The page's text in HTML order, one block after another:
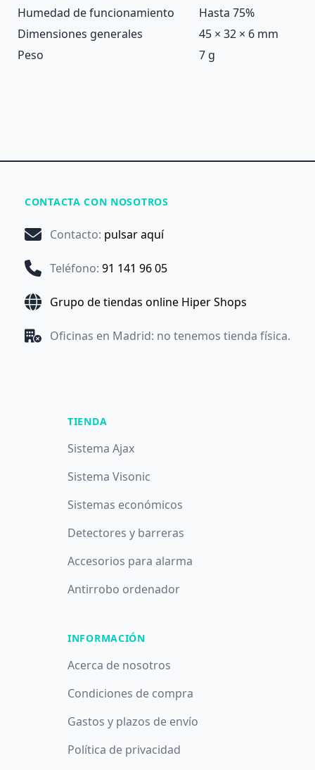
Humedad de funcionamiento
Hasta 75%
Dimensiones generales
45 × 32 × 6 mm
Peso
7 g
CONTACTA CON NOSOTROS
Contacto: pulsar aquí
Teléfono: 91 141 96 05
Grupo de tiendas online Hiper Shops
Oficinas en Madrid: no tenemos tienda física.
TIENDA
Sistema Ajax
Sistema Visonic
Sistemas económicos
Detectores y barreras
Accesorios para alarma
Antirrobo ordenador
INFORMACIÓN
Acerca de nosotros
Condiciones de compra
Gastos y plazos de envío
Política de privacidad